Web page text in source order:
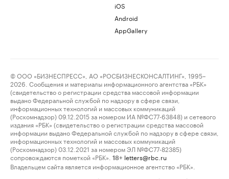
iOS
Android
AppGallery
© ООО «БИЗНЕСПРЕСС», АО «РОСБИЗНЕСКОНСАЛТИНГ», 1995–
2026. Сообщения и материалы информационного агентства «РБК»
(свидетельство о регистрации средства массовой информации
выдано Федеральной службой по надзору в сфере связи,
информационных технологий и массовых коммуникаций
(Роскомнадзор) 09.12.2015 за номером ИА №ФС77-63848) и сетевого
издания «РБК» (свидетельство о регистрации средства массовой
информации выдано Федеральной службой по надзору в сфере связи,
информационных технологий и массовых коммуникаций
(Роскомнадзор) 03.12.2021 за номером ЭЛ №ФС77-82385)
сопровождаются пометкой «РБК».
18+ letters@rbc.ru
Владельцем сайта является информационное агентство «РБК».